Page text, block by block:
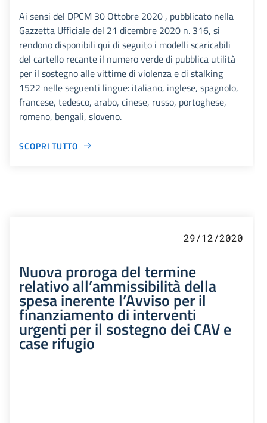
Ai sensi del DPCM 30 Ottobre 2020 , pubblicato nella
Gazzetta Ufficiale del 21 dicembre 2020 n. 316, si
rendono disponibili qui di seguito i modelli scaricabili
del cartello recante il numero verde di pubblica utilità
per il sostegno alle vittime di violenza e di stalking
1522 nelle seguenti lingue: italiano, inglese, spagnolo,
francese, tedesco, arabo, cinese, russo, portoghese,
romeno, bengali, sloveno.
SCOPRI TUTTO
29/12/2020
Nuova proroga del termine
relativo all’ammissibilità della
spesa inerente l’Avviso per il
finanziamento di interventi
urgenti per il sostegno dei CAV e
case rifugio